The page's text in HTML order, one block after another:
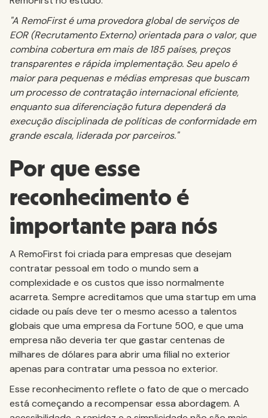
"A RemoFirst é uma provedora global de serviços de
EOR (Recrutamento Externo) orientada para o valor, que
combina cobertura em mais de 185 países, preços
transparentes e rápida implementação. Seu apelo é
maior para pequenas e médias empresas que buscam
um processo de contratação internacional eficiente,
enquanto sua diferenciação futura dependerá da
execução disciplinada de políticas de conformidade em
grande escala, liderada por parceiros."
Por que esse
reconhecimento é
importante para nós
A RemoFirst foi criada para empresas que desejam
contratar pessoal em todo o mundo sem a
complexidade e os custos que isso normalmente
acarreta. Sempre acreditamos que uma startup em uma
cidade ou país deve ter o mesmo acesso a talentos
globais que uma empresa da Fortune 500, e que uma
empresa não deveria ter que gastar centenas de
milhares de dólares para abrir uma filial no exterior
apenas para contratar uma pessoa no exterior.
Esse reconhecimento reflete o fato de que o mercado
está começando a recompensar essa abordagem. A